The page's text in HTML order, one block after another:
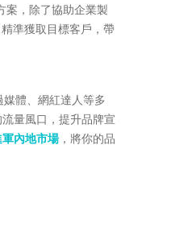
案，除了協助企業製
準獲取目標客戶，帶
體、網紅達人等多
量風口，提升品牌宣
內地市場，將你的品